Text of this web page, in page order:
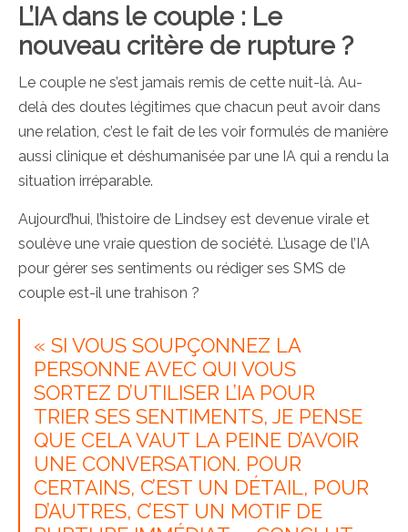
L’IA dans le couple : Le
nouveau critère de rupture ?
Le couple ne s’est jamais remis de cette nuit-là. Au-
delà des doutes légitimes que chacun peut avoir dans
une relation, c’est le fait de les voir formulés de manière
aussi clinique et déshumanisée par une IA qui a rendu la
situation irréparable.
Aujourd’hui, l’histoire de Lindsey est devenue virale et
soulève une vraie question de société. L’usage de l’IA
pour gérer ses sentiments ou rédiger ses SMS de
couple est-il une trahison ?
« SI VOUS SOUPÇONNEZ LA
PERSONNE AVEC QUI VOUS
SORTEZ D’UTILISER L’IA POUR
TRIER SES SENTIMENTS, JE PENSE
QUE CELA VAUT LA PEINE D’AVOIR
UNE CONVERSATION. POUR
CERTAINS, C’EST UN DÉTAIL, POUR
D’AUTRES, C’EST UN MOTIF DE